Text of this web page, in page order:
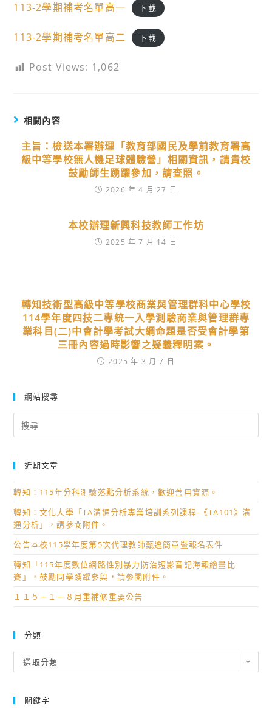
113-2學期補考名單高一 下載
113-2學期補考名單高二 下載
Post Views: 1,062
相關內容
主旨：檢送本署辦理「教育部國民及學前教育署高
級中等學校無人機足球體驗營」相關資訊，請貴校
鼓勵師生踴躍參加，請查照。
2026 年 4 月 27 日
本校辦理新興科技教師工作坊
2025 年 7 月 14 日
轉知技術型高級中等學校商業與管理群科中心學校
114學年度四技二專統一入學測驗商業與管理群專
業科目(二)中會計學考試大綱命題是否受會計學第
三冊內容過時影響之疑義釋明案。
2025 年 3 月 7 日
網站搜尋
for:
近期文章
轉知：115年分科測驗落點分析系統，歡迎善用資源。
轉知：文化大學「TA溝通分析專業培訓系列課程-《TA101》溝
通分析」，請參閱附件。
公告本校115學年度第5次代理教師甄選簡章暨報名表件
轉知「115年度數位網路性別暴力防治短影音記海報繪畫比
賽」，鼓勵同學踴躍參與，請參閱附件。
１１５－１－８月重補修重要公告
分類
類
選取分類
關鍵字